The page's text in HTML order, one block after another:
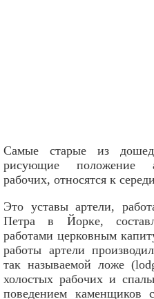
Самые старые из
рисующие положение
рабочих, относятся к
Это уставы артели,
Петра в Йорке,
работами церковным
работы артели
так называемой ложе
холостых рабочих и
поведением каменщиков